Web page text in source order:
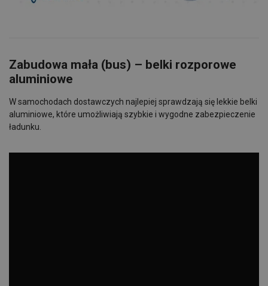
Zabudowa mała (bus) – belki rozporowe
aluminiowe
W samochodach dostawczych najlepiej sprawdzają się lekkie belki
aluminiowe, które umożliwiają szybkie i wygodne zabezpieczenie
ładunku.